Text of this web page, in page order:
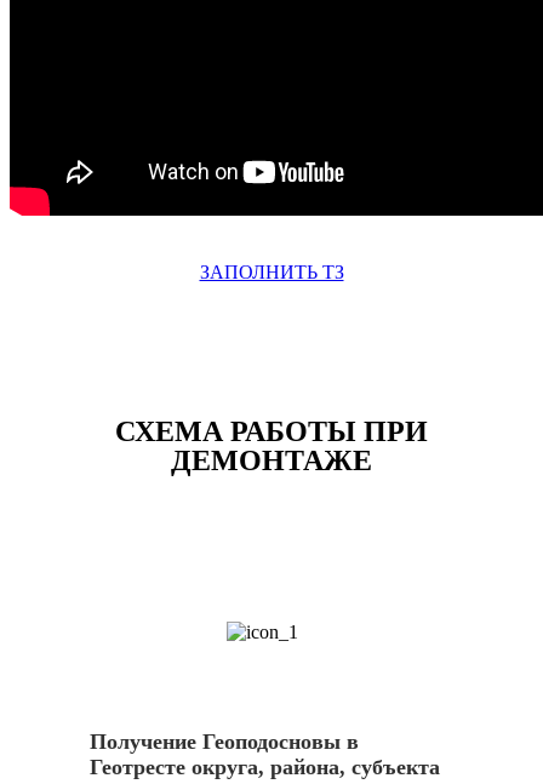
ЗАПОЛНИТЬ ТЗ
СХЕМА РАБОТЫ ПРИ
ДЕМОНТАЖЕ
Получение Геоподосновы в
Геотресте округа, района, субъекта